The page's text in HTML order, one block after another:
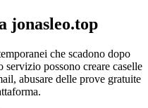
jonasleo.top
che scadono dopo
possono creare caselle
abusare delle prove gratuite